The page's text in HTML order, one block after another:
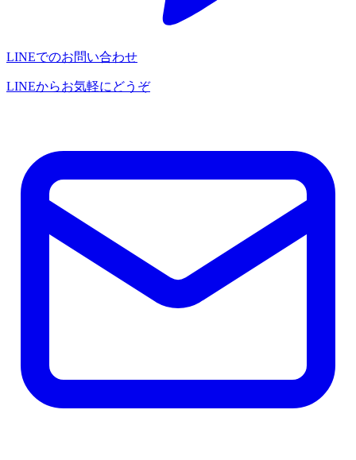
LINEでのお問い合わせ
LINEからお気軽にどうぞ